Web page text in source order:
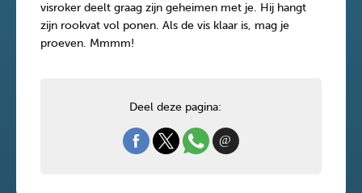
visroker deelt graag zijn geheimen met je. Hij hangt
zijn rookvat vol ponen. Als de vis klaar is, mag je
proeven. Mmmm!
Deel deze pagina: